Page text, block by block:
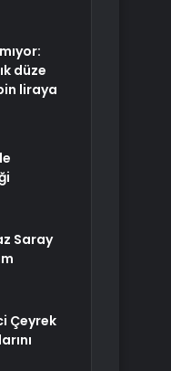
düze
liraya
Saray
Çeyrek